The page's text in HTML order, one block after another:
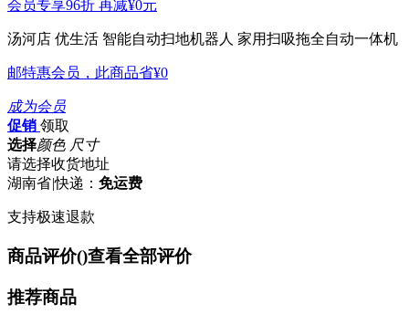
会员专享96折 再减¥0元
汤河店 优生活 智能自动扫地机器人 家用扫吸拖全自动一体机
邮特惠会员，此商品省¥0
成为会员
促销 领取
选择颜色 尺寸
请选择收货地址
湖南省|快递： 免运费
支持极速退款
商品评价()查看全部评价
推荐商品